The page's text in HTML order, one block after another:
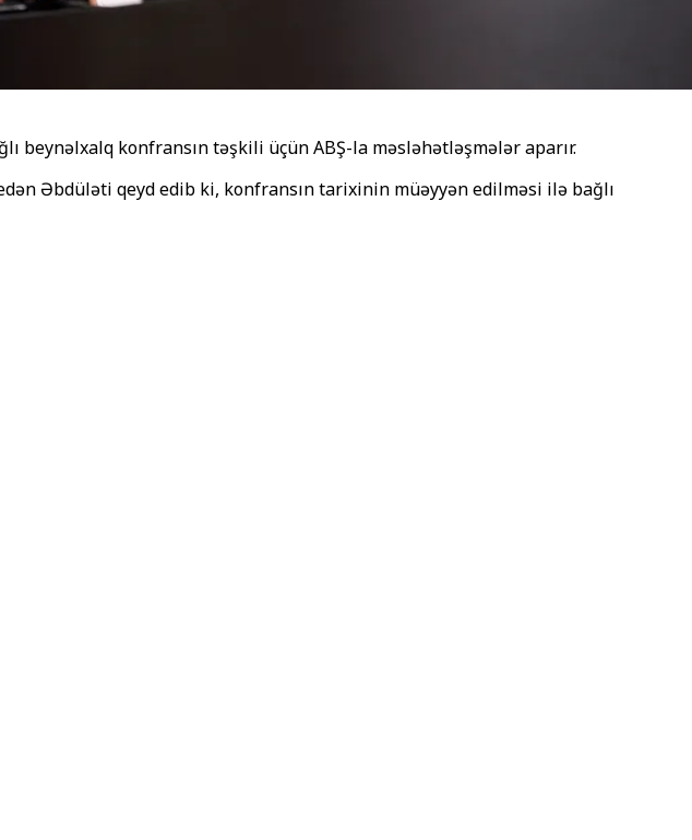
konfransın təşkili üçün ABŞ-la məsləhətləşmələr aparır.
Əbdüləti qeyd edib ki, konfransın tarixinin müəyyən edilməsi ilə bağlı